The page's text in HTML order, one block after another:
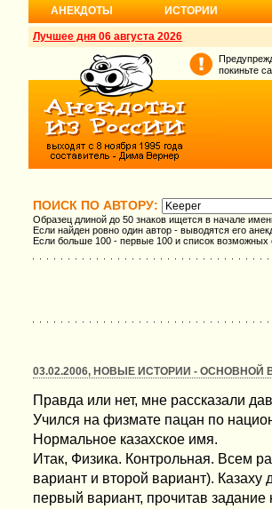
АНЕКДОТЫ ИСТОРИИ
Лучшее дня 06 августа 2026
покиньте
ПОИСК ПО АВТОРУ:
Образец длиной до 50 знаков ищется в начале
Если найден ровно один автор - выводятся его
Если больше 100 - первые 100 и список возможных
03.02.2006, НОВЫЕ ИСТОРИИ - ОСНОВНОЙ
Правда или нет, мне рассказали
Учился на физмате пацан по
Нормальное казахское имя.
Итак, Физика. Контрольная. Всем
вариант и второй вариант).
первый вариант, прочитав задание